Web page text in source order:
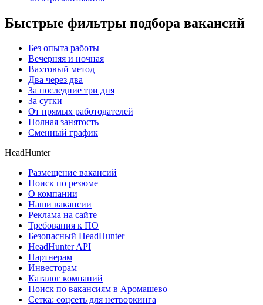
Быстрые фильтры подбора вакансий
Без опыта работы
Вечерняя и ночная
Вахтовый метод
Два через два
За последние три дня
За сутки
От прямых работодателей
Полная занятость
Сменный график
HeadHunter
Размещение вакансий
Поиск по резюме
О компании
Наши вакансии
Реклама на сайте
Требования к ПО
Безопасный HeadHunter
HeadHunter API
Партнерам
Инвесторам
Каталог компаний
Поиск по вакансиям в Аромашево
Сетка: соцсеть для нетворкинга